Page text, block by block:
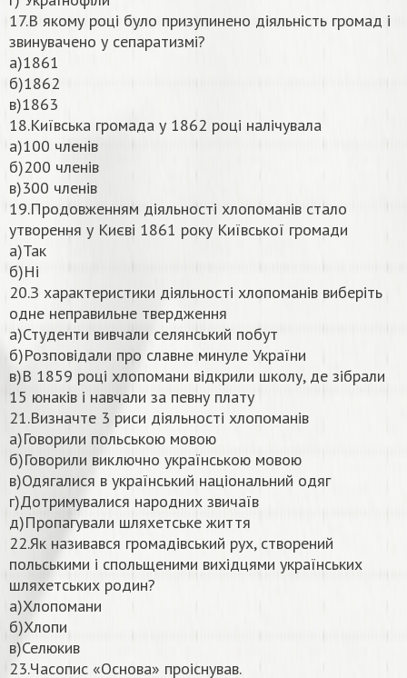
17.В якому році було призупинено діяльність громад і
звинувачено у сепаратизмі?
а)1861
б)1862
в)1863
18.Київська громада у 1862 році налічувала
а)100 членів
б)200 членів
в)300 членів
19.Продовженням діяльності хлопоманів стало
утворення у Києві 1861 року Київської громади
а)Так
б)Ні
20.З характеристики діяльності хлопоманів виберіть
одне неправильне твердження
а)Студенти вивчали селянський побут
б)Розповідали про славне минуле України
в)В 1859 році хлопомани відкрили школу, де зібрали
15 юнаків і навчали за певну плату
21.Визначте 3 риси діяльності хлопоманів
а)Говорили польською мовою
б)Говорили виключно українською мовою
в)Одягалися в український національний одяг
г)Дотримувалися народних звичаїв
д)Пропагували шляхетське життя
22.Як називався громадівський рух, створений
польськими і спольщеними вихідцями українських
шляхетських родин?
а)Хлопомани
б)Хлопи
в)Селюкив
23.Часопис «Основа» проіснував.